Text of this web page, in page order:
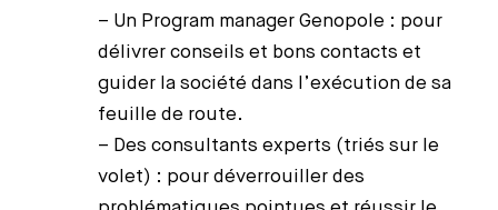
– Un Program manager Genopole : pour
délivrer conseils et bons contacts et
guider la société dans l’exécution de sa
feuille de route.
– Des consultants experts (triés sur le
volet) : pour déverrouiller des